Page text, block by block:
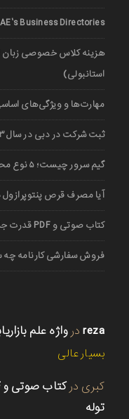
Business Directories
استانبولی)
مهارت‌ها و ویژگی‌های
ثبت شرکت در دبی در سال ۱۴۰۳
گیم سرور چیست؛ ۵ نوع محبوب آن
آیا مصرف قرص
کتاب صوتی و PDF قدرت جذبه از برایان تریسی
فروش سفارشی کارنامه
reza در واژه علم
بسیار عالی
کبری در
توله